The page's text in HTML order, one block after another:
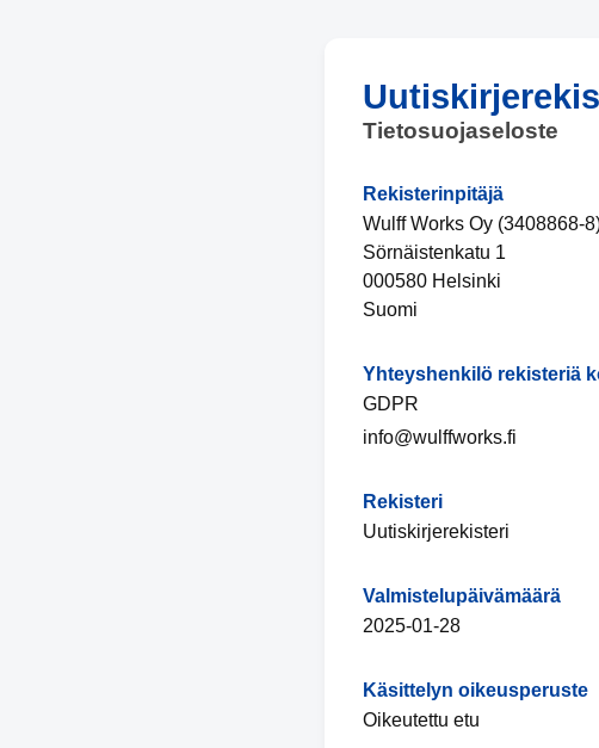
Tietosuojaseloste
Rekisterinpitäjä
Wulff Works Oy (3408868-
Sörnäistenkatu 1
000580 Helsinki
Suomi
Yhteyshenkilö rekisteriä
GDPR
info@wulffworks.fi
Rekisteri
Uutiskirjerekisteri
Valmistelupäivämäärä
2025-01-28
Käsittelyn oikeusperuste
Oikeutettu etu